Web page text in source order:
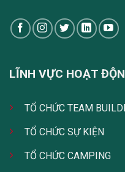
LĨNH VỰC HOẠT
TỔ CHỨC TEAM
TỔ CHỨC SỰ KIỆN
TỔ CHỨC CAMPING